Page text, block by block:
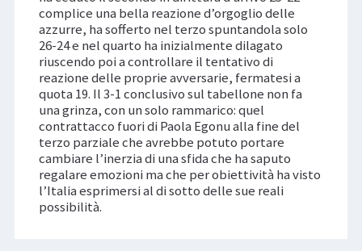
complice una bella reazione d’orgoglio delle
azzurre, ha sofferto nel terzo spuntandola solo
26-24 e nel quarto ha inizialmente dilagato
riuscendo poi a controllare il tentativo di
reazione delle proprie avversarie, fermatesi a
quota 19. Il 3-1 conclusivo sul tabellone non fa
una grinza, con un solo rammarico: quel
contrattacco fuori di Paola Egonu alla fine del
terzo parziale che avrebbe potuto portare
cambiare l’inerzia di una sfida che ha saputo
regalare emozioni ma che per obiettività ha visto
l’Italia esprimersi al di sotto delle sue reali
possibilità.